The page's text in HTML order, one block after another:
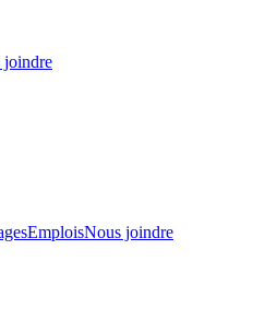
joindre
EmploisNous joindre